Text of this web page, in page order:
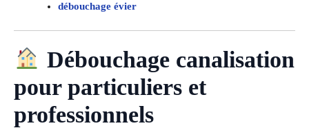
débouchage évier
Débouchage canalisation
pour particuliers et
professionnels